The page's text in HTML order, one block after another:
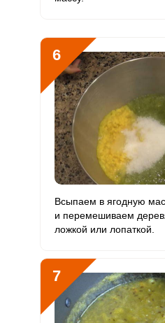
6
Всыпаем в ягодную
и перемешиваем
ложкой или лопаткой.
7